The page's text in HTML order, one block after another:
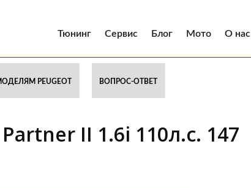
Тюнинг Сервис Блог Мото О нас
PEUGEOT ВОПРОС-ОТВЕТ
II 1.6i 110л.с. 147